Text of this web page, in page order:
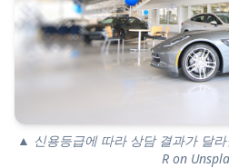
▲ 신용등급에 따라 상담 결과가 달
R on